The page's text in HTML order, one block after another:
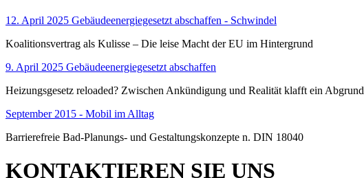
12. April 2025 Gebäudeenergiegesetzt abschaffen - Schwindel
Koalitionsvertrag als Kulisse – Die leise Macht der EU im Hintergrund
9. April 2025 Gebäudeenergiegesetzt abschaffen
Heizungsgesetz reloaded? Zwischen Ankündigung und Realität klafft ein Abgrund
September 2015 - Mobil im Alltag
Barrierefreie Bad-Planungs- und Gestaltungskonzepte n. DIN 18040
KONTAKTIEREN SIE UNS